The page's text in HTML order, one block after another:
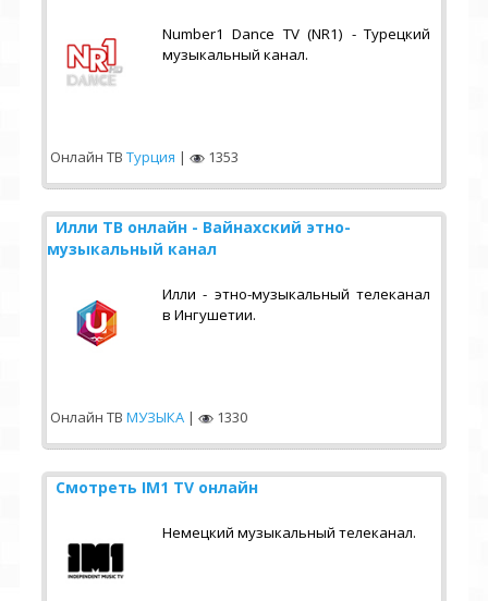
Number1 Dance TV (NR1) - Турецкий
музыкальный канал.
Онлайн ТВ Турция | 1353
Илли ТВ онлайн - Вайнахский этно-
музыкальный канал
Илли - этно-музыкальный телеканал
в Ингушетии.
Онлайн ТВ МУЗЫКА | 1330
Смотреть IM1 TV онлайн
Немецкий музыкальный телеканал.